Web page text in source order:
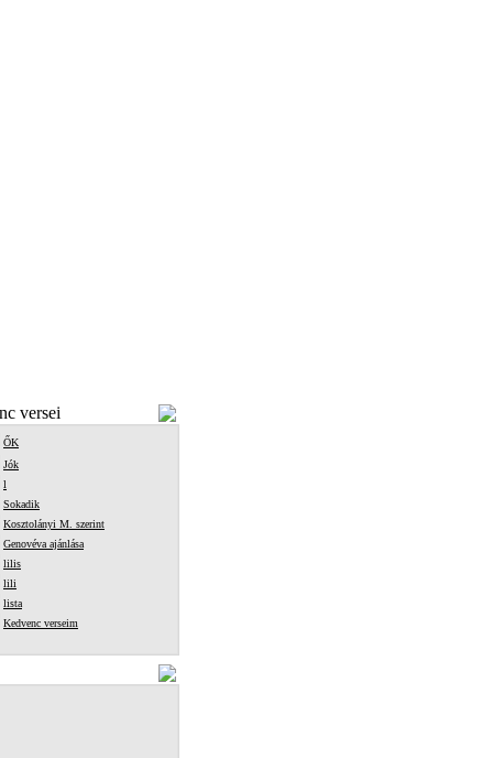
versei
ŐK
Jók
l
Sokadik
Kosztolányi M. szerint
Genovéva ajánlása
lilis
lili
lista
Kedvenc verseim